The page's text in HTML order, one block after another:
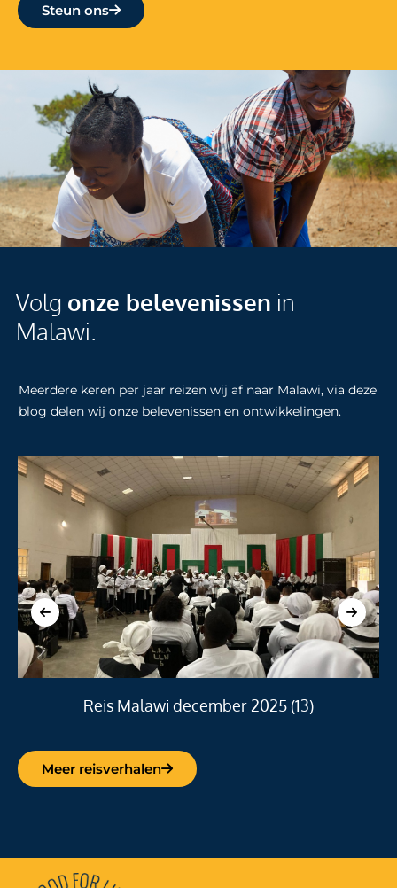
Steun ons
Volg onze belevenissen in
Malawi.
Meerdere keren per jaar reizen wij af naar Malawi, via deze
blog delen wij onze belevenissen en ontwikkelingen.
Reis Malawi december 2025 (13)
Meer reisverhalen